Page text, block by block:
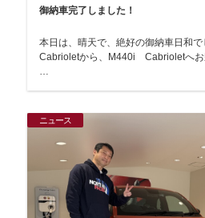
御納車完了しました！
本日は、晴天で、絶好の御納車日和でした！
Cabrioletから、M440i Cabrioletへお
ニュース